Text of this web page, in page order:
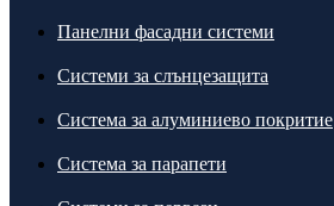
Панелни фасадни системи
Системи за слънцезащита
Система за алуминиево покритие
Система за парапети